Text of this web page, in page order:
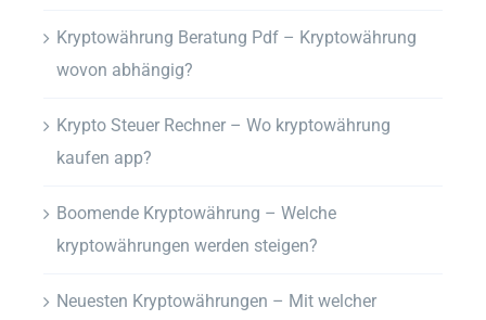
Kryptowährung Beratung Pdf – Kryptowährung
wovon abhängig?
Krypto Steuer Rechner – Wo kryptowährung
kaufen app?
Boomende Kryptowährung – Welche
kryptowährungen werden steigen?
Neuesten Kryptowährungen – Mit welcher